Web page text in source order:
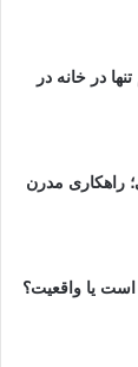
در خانه در
راهکاری مدرن
یا واقعیت؟